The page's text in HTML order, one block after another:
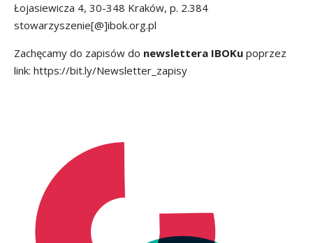
Łojasiewicza 4, 30-348 Kraków, p. 2.384
stowarzyszenie[@]ibok.org.pl
Zachęcamy do zapisów do newslettera IBOKu poprzez
link: https://bit.ly/Newsletter_zapisy